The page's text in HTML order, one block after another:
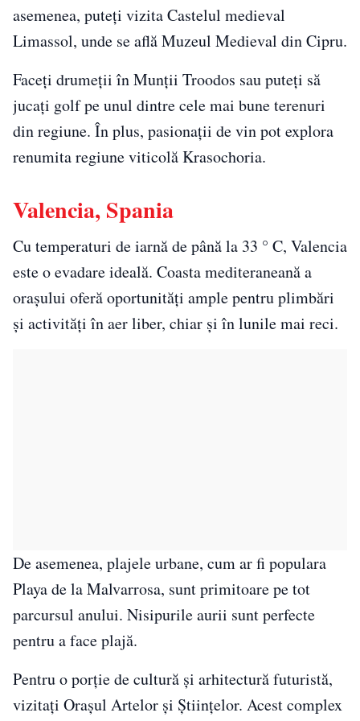
asemenea, puteți vizita Castelul medieval
Limassol, unde se află Muzeul Medieval din Cipru.
Faceți drumeții în Munții Troodos sau puteți să
jucați golf pe unul dintre cele mai bune terenuri
din regiune. În plus, pasionații de vin pot explora
renumita regiune viticolă Krasochoria.
Valencia, Spania
Cu temperaturi de iarnă de până la 33 ° C, Valencia
este o evadare ideală. Coasta mediteraneană a
orașului oferă oportunități ample pentru plimbări
și activități în aer liber, chiar și în lunile mai reci.
De asemenea, plajele urbane, cum ar fi populara
Playa de la Malvarrosa, sunt primitoare pe tot
parcursul anului. Nisipurile aurii sunt perfecte
pentru a face plajă.
Pentru o porție de cultură și arhitectură futuristă,
vizitați Orașul Artelor și Științelor. Acest complex